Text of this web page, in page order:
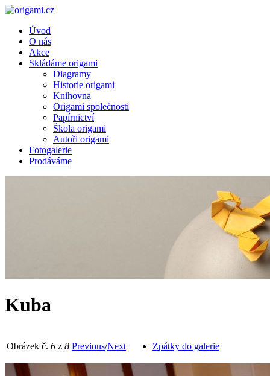
Úvod
O nás
Akce
Skládáme origami
Diagramy
Historie origami
Knihovna
Origami společnosti
Papírnictví
Škola origami
Autoři origami
Fotogalerie
Prodáváme
Kuba
Obrázek č. 6 z 8 Previous/Next Zpátky do galerie